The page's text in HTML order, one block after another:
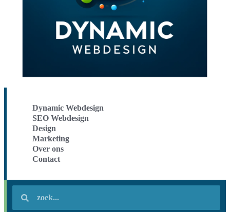
Dynamic Webdesign
SEO Webdesign
Design
Marketing
Over ons
Contact